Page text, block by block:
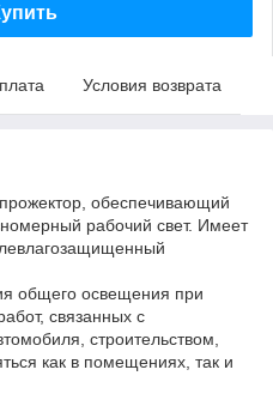
Условия возврата
обеспечивающий
рабочий свет. Имеет
общего освещения при
связанных с
строительством,
как в помещениях, так и